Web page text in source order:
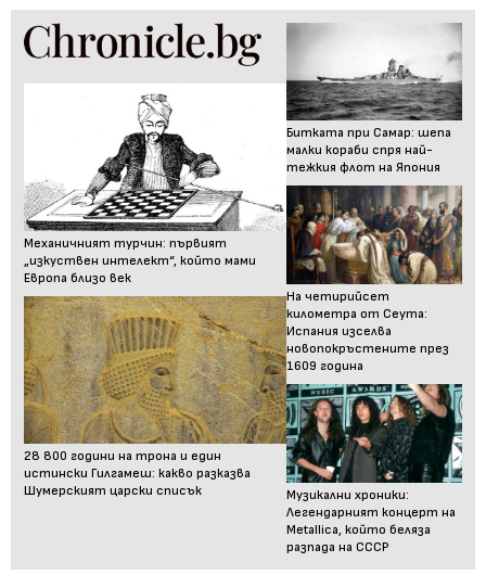
Механичният турчин: първият
„изкуствен интелект“, който мами
Европа близо век
28 800 години на трона и един
истински Гилгамеш: какво разказва
Шумерският царски списък
Битката при Самар: шепа
малки кораби спря най-
тежкия флот на Япония
На четирийсет
километра от Сеута:
Испания изселва
новопокръстените през
1609 година
Музикални хроники:
Легендарният концерт на
Metallica, който беляза
разпада на СССР